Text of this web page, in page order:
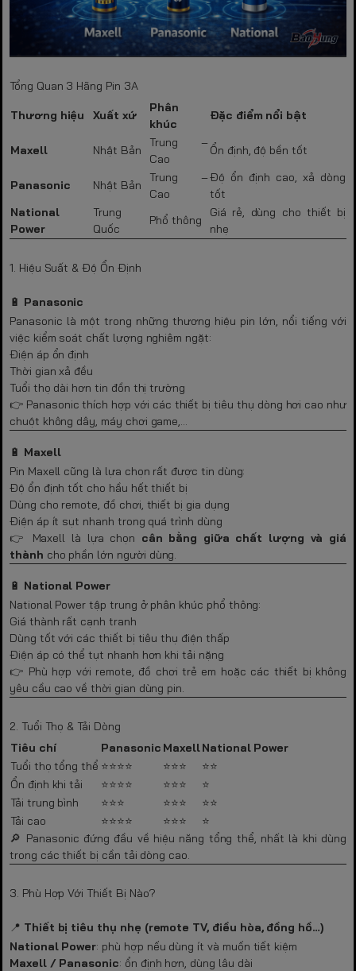
Tổng Quan 3 Hãng Pin 3A
Thương hiệu Xuất xứ
Phân
khúc
Đặc điểm nổi bật
Maxell Nhật Bản
Trung –
Cao
Ổn định, độ bền tốt
Panasonic Nhật Bản
Trung –
Cao
Độ ổn định cao, xả dòng
tốt
National
Power
Trung
Quốc
Phổ thông
Giá rẻ, dùng cho thiết bị
nhẹ
1. Hiệu Suất & Độ Ổn Định
🔋 Panasonic
Panasonic là một trong những thương hiệu pin lớn, nổi tiếng với
việc kiểm soát chất lượng nghiêm ngặt:
Điện áp ổn định
Thời gian xả đều
Tuổi thọ dài hơn tin đồn thị trường
👉 Panasonic thích hợp với các thiết bị tiêu thụ dòng hơi cao như
chuột không dây, máy chơi game,…
🔋 Maxell
Pin Maxell cũng là lựa chọn rất được tin dùng:
Độ ổn định tốt cho hầu hết thiết bị
Dùng cho remote, đồ chơi, thiết bị gia dụng
Điện áp ít sụt nhanh trong quá trình dùng
👉 Maxell là lựa chọn cân bằng giữa chất lượng và giá
thành cho phần lớn người dùng.
🔋 National Power
National Power tập trung ở phân khúc phổ thông:
Giá thành rất cạnh tranh
Dùng tốt với các thiết bị tiêu thụ điện thấp
Điện áp có thể tụt nhanh hơn khi tải nặng
👉 Phù hợp với remote, đồ chơi trẻ em hoặc các thiết bị không
yêu cầu cao về thời gian dùng pin.
2. Tuổi Thọ & Tải Dòng
Tiêu chí
Panasonic MaxellNational Power
Tuổi thọ tổng thể ⭐⭐⭐⭐ ⭐⭐⭐
⭐⭐
Ổn định khi tải
⭐⭐⭐⭐ ⭐⭐⭐
⭐
Tải trung bình
⭐⭐⭐ ⭐⭐⭐
⭐⭐
Tải cao
⭐⭐⭐⭐ ⭐⭐⭐
⭐
🔎 Panasonic đứng đầu về hiệu năng tổng thể, nhất là khi dùng
trong các thiết bị cần tải dòng cao.
3. Phù Hợp Với Thiết Bị Nào?
📍 Thiết bị tiêu thụ nhẹ (remote TV, điều hòa, đồng hồ…)
National Power: phù hợp nếu dùng ít và muốn tiết kiệm
Maxell / Panasonic: ổn định hơn, dùng lâu dài